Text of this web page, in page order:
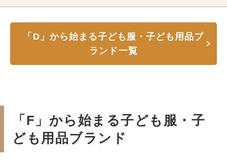
「D」から始まる子ども服・子ども用品ブ
ランド一覧
「F」から始まる子ども服・子
ども用品ブランド